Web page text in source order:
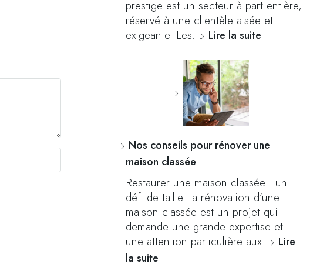
prestige est un secteur à part entière,
réservé à une clientèle aisée et
exigeante. Les… Lire la suite
Nos conseils pour rénover une
maison classée
Restaurer une maison classée : un
défi de taille La rénovation d’une
maison classée est un projet qui
demande une grande expertise et
une attention particulière aux… Lire
la suite